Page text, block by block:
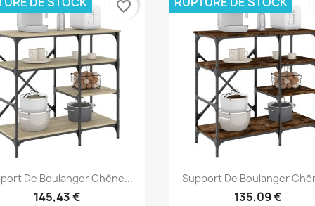
Aperçu rapide
De Boulanger Chêne...
145,43 €
favorite_border
Aperçu rapide
Support De Boulanger
135,09 €